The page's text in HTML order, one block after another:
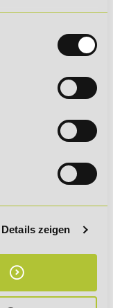
Details zeigen